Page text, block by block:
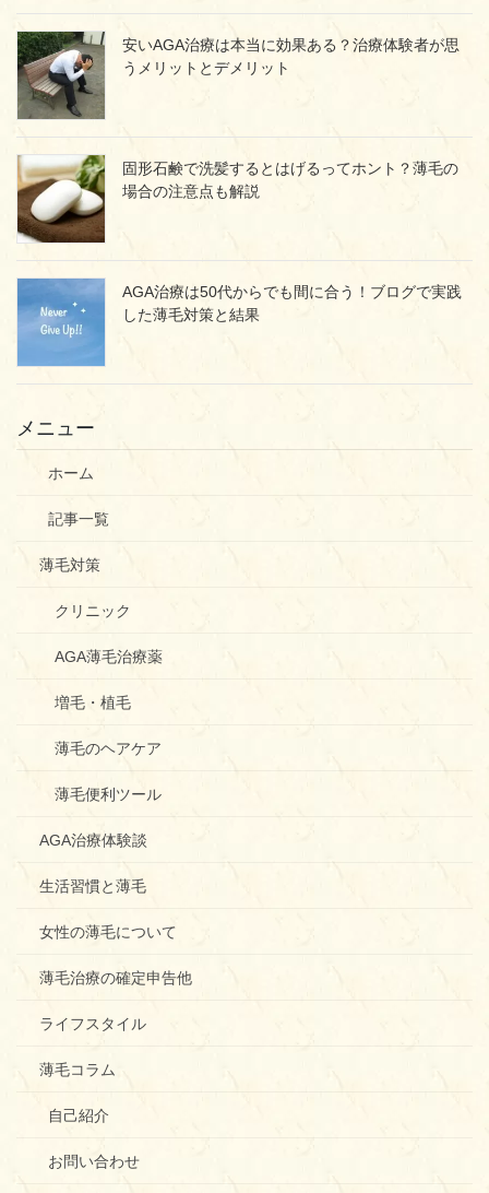
安いAGA治療は本当に効果ある？治療体験者が思
うメリットとデメリット
固形石鹸で洗髪するとはげるってホント？薄毛の
場合の注意点も解説
AGA治療は50代からでも間に合う！ブログで実践
した薄毛対策と結果
メニュー
ホーム
記事一覧
薄毛対策
クリニック
AGA薄毛治療薬
増毛・植毛
薄毛のヘアケア
薄毛便利ツール
AGA治療体験談
生活習慣と薄毛
女性の薄毛について
薄毛治療の確定申告他
ライフスタイル
薄毛コラム
自己紹介
お問い合わせ